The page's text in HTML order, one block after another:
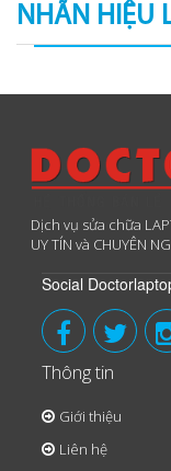
NHÃN HIỆU
Dịch vụ sửa chữa
UY TÍN và CHUYÊN
Social
Thông tin
Giới thiệu
Liên hệ